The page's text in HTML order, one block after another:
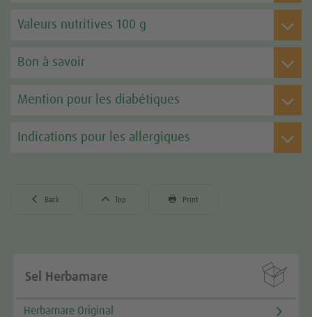
Valeurs nutritives 100 g
Bon à savoir
Mention pour les diabétiques
Indications pour les allergiques
 Back  Top  Print

Sel Herbamare
Herbamare Original